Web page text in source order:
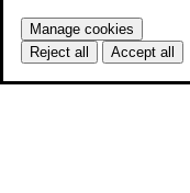
Manage cookies
Reject all
Accept all